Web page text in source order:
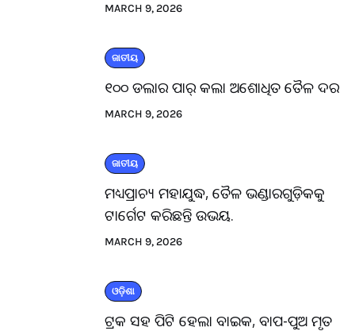
MARCH 9, 2026
ଜାତୀୟ
୧୦୦ ଡଲାର ପାର୍ କଲା ଅଶୋଧିତ ତୈଳ ଦର
MARCH 9, 2026
ଜାତୀୟ
ମଧ୍ୟପ୍ରାଚ୍ୟ ମହାଯୁଦ୍ଧ, ତୈଳ ଭଣ୍ଡାରଗୁଡ଼ିକକୁ
ଟାର୍ଗେଟ କରିଛନ୍ତି ଉଭୟ.
MARCH 9, 2026
ଓଡ଼ିଶା
ଟ୍ରକ ସହ ପିଟି ହେଲା ବାଇକ, ବାପ-ପୁଅ ମୃତ